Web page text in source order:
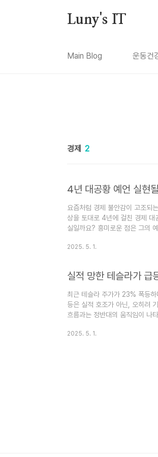
Luny's IT
Main Blog 운동건
경제 2
4년 대공황 예언 실현
요즘처럼 경제 불안감이 고조되
상을 토대로 4년에 걸친 경제 대
실일까요? 흥미로운 점은 그의
부터 시작될지도 모를 4년간의
2025. 5. 1.
실적 망한 테슬라가 급
최근 테슬라 주가가 23% 폭등
등은 실적 호조가 아닌, 오히려
흐름과는 정반대의 움직임이 나
인해 벌어진 시장의 변화들을 흥
2025. 5. 1.